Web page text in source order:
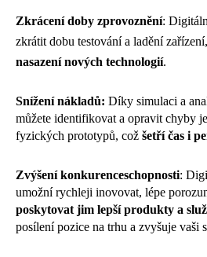
Zkrácení doby zprovoznění:
zkrátit dobu testování a ladění
nasazení nových technologií.
Snížení nákladů: Díky simulaci a
můžete identifikovat a opravit chyby
fyzických prototypů, což šetří čas i
Zvýšení konkurenceschopnosti:
umožní rychleji inovovat, lépe
poskytovat jim lepší produkty a
posílení pozice na trhu a zvyšuje vaši